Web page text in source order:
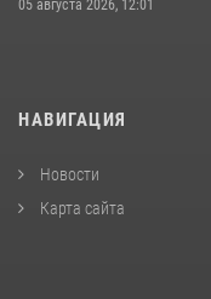
05 августа 2026, 12:01
НАВИГАЦИЯ
Новости
Карта сайта